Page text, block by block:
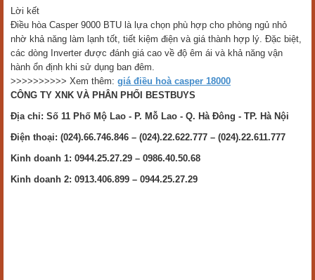
Lời kết
Điều hòa Casper 9000 BTU là lựa chọn phù hợp cho phòng ngủ nhỏ
nhờ khả năng làm lạnh tốt, tiết kiệm điện và giá thành hợp lý. Đặc biệt,
các dòng Inverter được đánh giá cao về độ êm ái và khả năng vận
hành ổn định khi sử dụng ban đêm.
>>>>>>>>>> Xem thêm: giá điều hoà casper 18000
CÔNG TY XNK VÀ PHÂN PHỐI BESTBUYS
Địa chỉ: Số 11 Phố Mộ Lao - P. Mỗ Lao - Q. Hà Đông - TP. Hà Nội
Điện thoại: (024).66.746.846 – (024).22.622.777 – (024).22.611.777
Kinh doanh 1: 0944.25.27.29 – 0986.40.50.68
Kinh doanh 2: 0913.406.899 – 0944.25.27.29